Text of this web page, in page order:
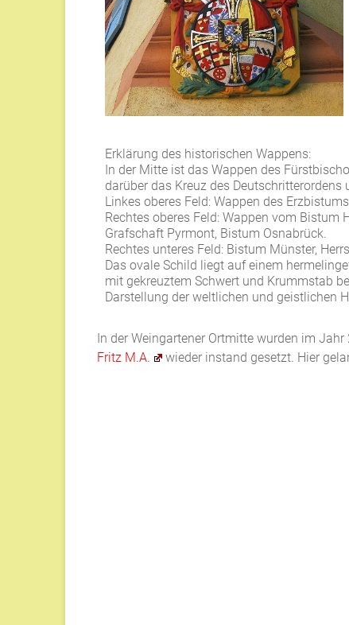
Erklärung des historischen Wappens:
In der Mitte ist das Wappen des
darüber das Kreuz des Deutschritterordens
Linkes oberes Feld: Wappen des
Rechtes oberes Feld: Wappen vom Bistum
Grafschaft Pyrmont, Bistum Osnabrück.
Rechtes unteres Feld: Bistum Münster,
Das ovale Schild liegt auf einem
mit gekreuztem Schwert und Krummstab
Darstellung der weltlichen und geistlichen
In der Weingartener Ortmitte wurden im
Fritz M.A.
wieder instand gesetzt. Hier